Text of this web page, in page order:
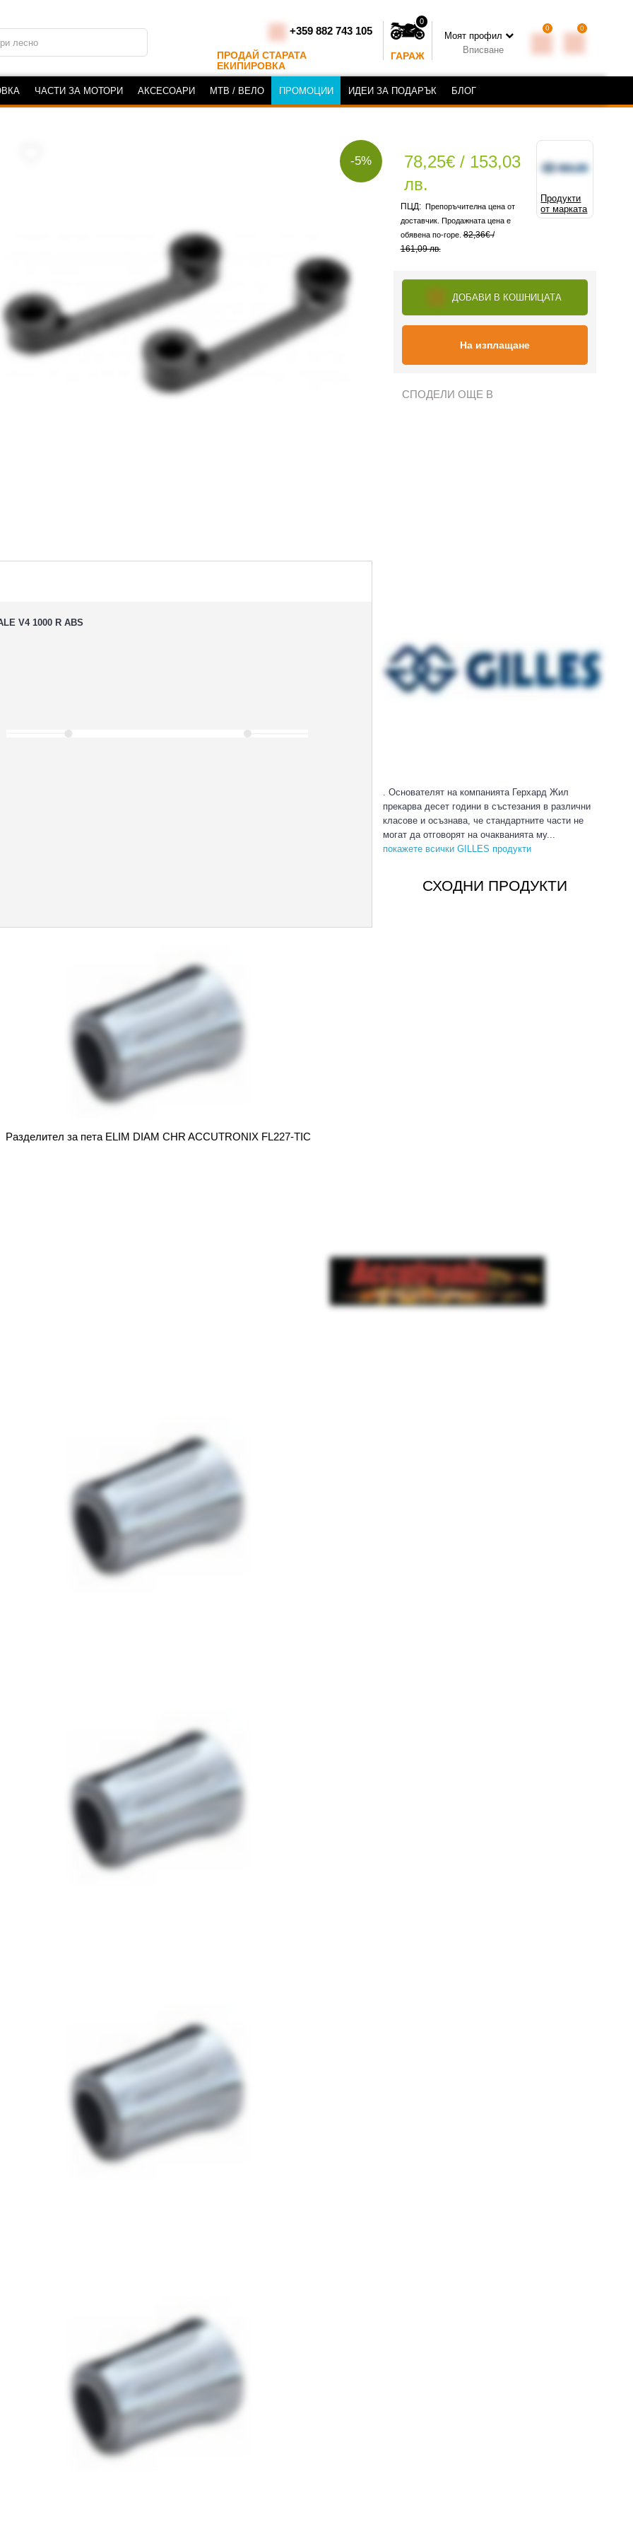
+359 882 743 105
ПРОДАЙ СТАРАТА
ЕКИПИРОВКА
0
ГАРАЖ
Моят профил
Вписване
0 0
ЧАСТИ ЗА МОТОРИ АКСЕСОАРИ MTB / ВЕЛО ПРОМОЦИИ ИДЕИ ЗА ПОДАРЪК БЛОГ
-5%
Продукти
от марката
78,25€ / 153,03
лв.
Препоръчителна цена от
доставчик. Продажната цена е
обявена по-горе. 82,36€ /
161,09 лв.
ДОБАВИ В КОШНИЦАТА
На изплащане
СПОДЕЛИ ОЩЕ В
V4 1000 R ABS
. Основателят на компанията Герхард Жил
прекарва десет години в състезания в различни
класове и осъзнава, че стандартните части не
могат да отговорят на очакванията му...
покажете всички GILLES продукти
СХОДНИ ПРОДУКТИ
Разделител за пета ELIM DIAM CHR ACCUTRONIX FL227-TIC